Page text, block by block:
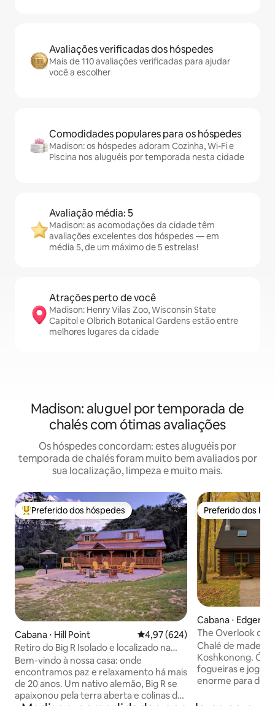
Avaliações verificadas dos hóspedes
Mais de 110 avaliações verificadas para ajudar
você a escolher
Comodidades populares para os hóspedes
Madison: os hóspedes adoram Cozinha, Wi-Fi e
Piscina nos aluguéis por temporada nesta cidade
Avaliação média: 5
Madison: as acomodações da cidade têm
avaliações excelentes dos hóspedes — em
média 5, de um máximo de 5 estrelas!
Atrações perto de você
Madison: Henry Vilas Zoo, Wisconsin State
Capitol e Olbrich Botanical Gardens estão entre
melhores lugares da cidade
Madison: aluguel por temporada de
chalés com ótimas avaliações
Os hóspedes concordam: estes aluguéis por
temporada de chalés foram muito bem avaliados por
sua localização, limpeza e muito mais.
Entre os melhores preferidos dos hóspedes
Preferido dos hóspedes
Cabana ⋅ Hill Point 4,97 de uma avaliação média de
4,97 (624)
Retiro do Big R Isolado e localizado na
natureza
Bem-vindo à nossa casa: onde
encontramos paz e relaxamento há mais
de 20 anos. Um nativo alemão, Big R se
apaixonou pela terra aberta e colinas de
Preferido dos
Preferido dos
Cabana ⋅
The Overlook on
Cabana de
Chalé de madeira
Koshkonong.
fogueiras e jogos
enorme para